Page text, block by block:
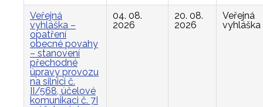
Veřejná
vyhláška –
opatření
obecné povahy
– stanovení
přechodné
úpravy provozu
na silnici č.
II/568, účelové
komunikaci č. 7I
04. 08.
2026
20. 08.
2026
Veřejná
vyhláška